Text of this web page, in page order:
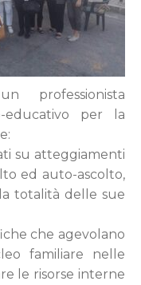
professionista
educativo per la
su atteggiamenti
ed auto-ascolto,
totalità delle sue
che agevolano
familiare nelle
le risorse interne